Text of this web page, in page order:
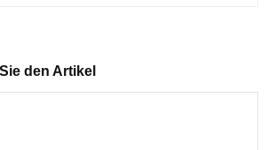
den Artikel